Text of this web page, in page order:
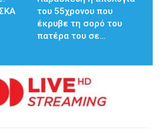
του 55χρονου που
έκρυβε τη σορό του
πατέρα του σε…